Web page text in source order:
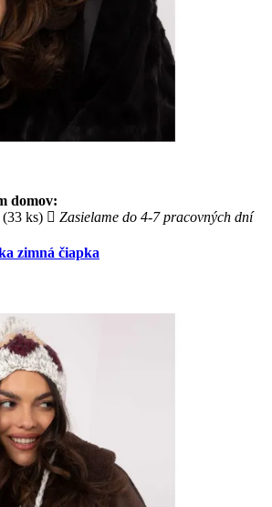
domov:
ks)
Zasielame do 4-7 pracovných dní
zimná čiapka